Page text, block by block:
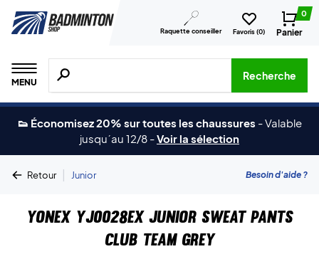
Raquette conseiller Favoris (0)
0
Panier
MENU
Recherche de produits, de marques, etc.
Recherche
👟 Économisez 20% sur toutes les chaussures -Valable
jusqu´au 12/8 -Voir la sélection
Retour | Junior Besoin d'aide ?
Yonex YJ0028EX Junior Sweat Pants
Club Team Grey